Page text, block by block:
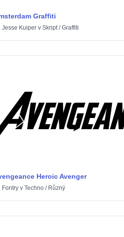
Graffiti
Jesse Kuiperv Skript/Graffiti
Heroic Avenger
Fontryv Techno/ Různý